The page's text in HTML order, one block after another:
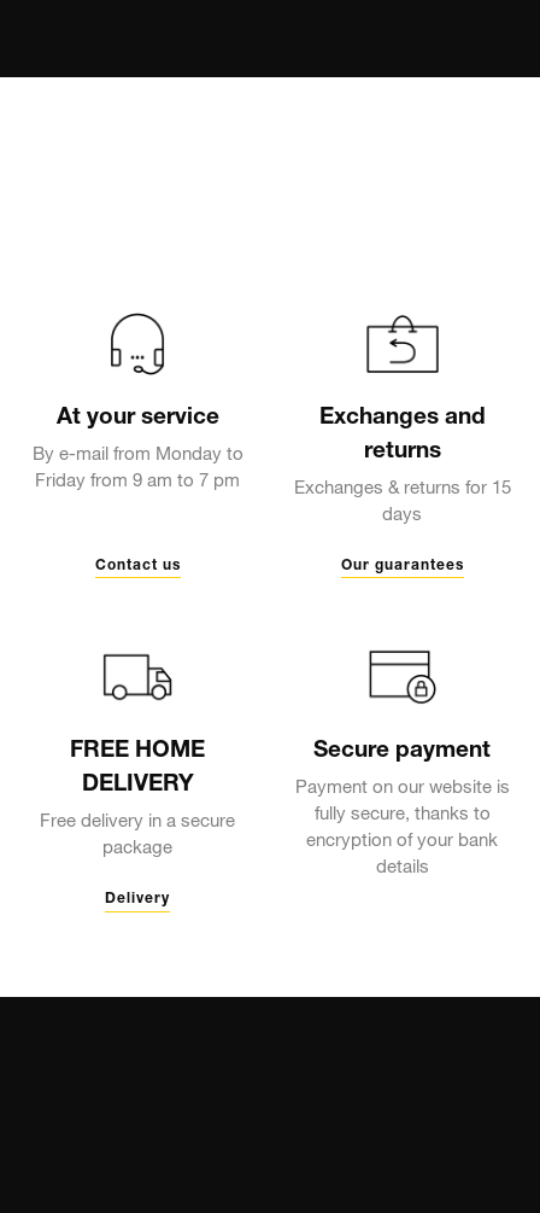
At your service
By e-mail from Monday to
Friday from 9 am to 7 pm
Contact us
Exchanges and
returns
Exchanges & returns for 15
days
Our guarantees
FREE HOME
DELIVERY
Free delivery in a secure
package
Delivery
Secure payment
Payment on our website is
fully secure, thanks to
encryption of your bank
details